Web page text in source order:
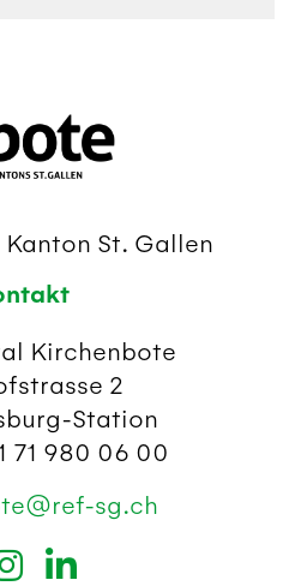
Kanton St. Gallen
Kirchenbote
2
Station
71 980 06 00
sg.ch